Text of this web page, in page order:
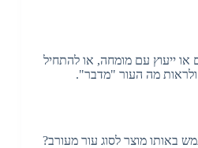
או ייעוץ עם מומחה, או להתחיל
מה העור "מדבר".
באותו מוצר לסוג עור מעורב?